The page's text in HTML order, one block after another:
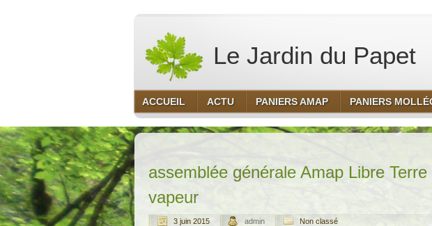
Le Jardin du Papet
ACCUEIL ACTU PANIERS AMAP PANIERS
assemblée générale Amap Libre
vapeur
3 juin 2015 admin Non classé